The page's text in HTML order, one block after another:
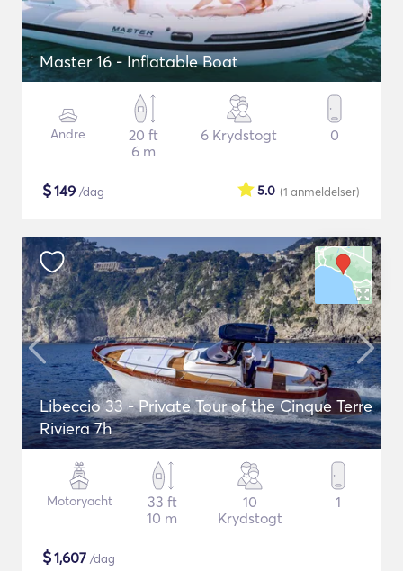
Master 16 - Inflatable Boat
Andre
20 ft
6 m
6 Krydstogt 0
$149 /dag (1 anmeldelser)
5.0
Libeccio 33 - Private Tour of the Cinque Terre
Riviera 7h
Motoryacht
33 ft
10 m
10
Krydstogt
1
$1,607 /dag